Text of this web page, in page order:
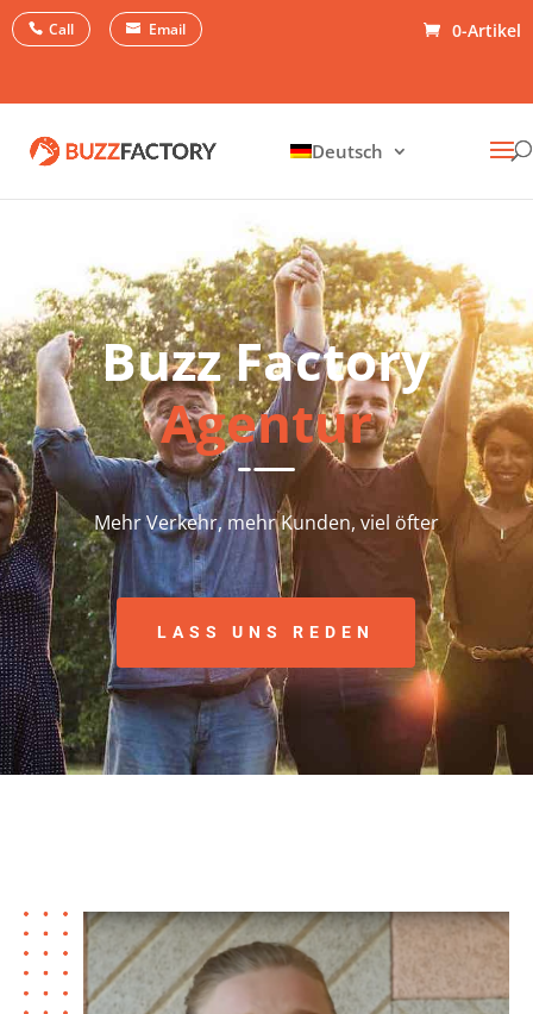
Call Email 0-Artikel
Deutsch
Buzz Factory
Agentur
Mehr Verkehr, mehr Kunden, viel öfter
LASS UNS REDEN